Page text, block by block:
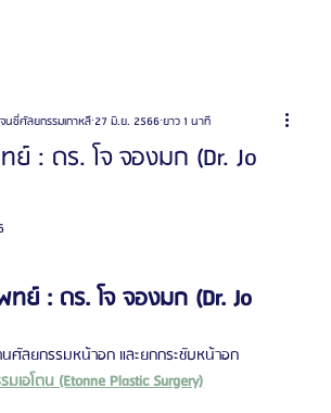
ย์ : ดร. โจ จองมก (Dr. Jo
นซี่ศัลยกรรมเกาหลี27 มิ.ย. 2566ยาว 1 นาที
าว
ย์ : ดร. โจ จองมก (Dr. Jo
ศัลยกรรมหน้าอก และยกกระชับหน้าอก
เอโตน (Etonne Plastic Surgery)